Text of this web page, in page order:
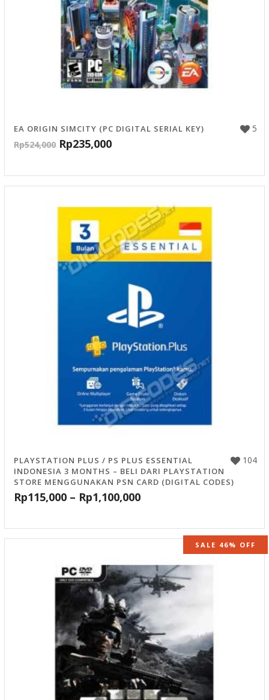
5
EA ORIGIN SIMCITY (PC DIGITAL SERIAL KEY)
Rp524,000 Rp235,000
104
PLAYSTATION PLUS / PS PLUS ESSENTIAL
INDONESIA 3 MONTHS – BELI DARI PLAYSTATION
STORE MENGGUNAKAN PSN CARD (DIGITAL CODES)
Rp115,000 – Rp1,100,000
SALE 46% OFF